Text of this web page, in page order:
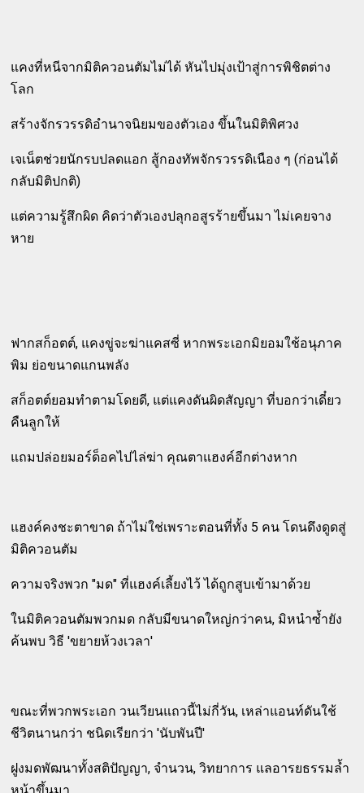
แคงที่หนีจากมิติควอนตัมไม่ได้ หันไปมุ่งเป้าสู่การพิชิตต่าง
โลก
สร้างจักรวรรดิอำนาจนิยมของตัวเอง ขึ้นในมิติพิศวง
เจเน็ตช่วยนักรบปลดแอก สู้กองทัพจักรวรรดิเนือง ๆ (ก่อนได้
กลับมิติปกติ)
แต่ความรู้สึกผิด คิดว่าตัวเองปลุกอสูรร้ายขึ้นมา ไม่เคยจาง
หาย
ฟากสก็อตต์, แคงขู่จะฆ่าแคสซี่ หากพระเอกมิยอมใช้อนุภาค
พิม ย่อขนาดแกนพลัง
สก็อตต์ยอมทำตามโดยดี, แต่แคงดันผิดสัญญา ที่บอกว่าเดี๋ยว
คืนลูกให้
แถมปล่อยมอร์ด็อคไปไล่ฆ่า คุณตาแฮงค์อีกต่างหาก
แฮงค์คงชะตาขาด ถ้าไม่ใช่เพราะตอนที่ทั้ง 5 คน โดนดึงดูดสู่
มิติควอนตัม
ความจริงพวก "มด" ที่แฮงค์เลี้ยงไว้ ได้ถูกสูบเข้ามาด้วย
ในมิติควอนตัมพวกมด กลับมีขนาดใหญ่กว่าคน, มิหนำซ้ำยัง
ค้นพบ วิธี 'ขยายห้วงเวลา'
ขณะที่พวกพระเอก วนเวียนแถวนี้ไม่กี่วัน, เหล่าแอนท์ดันใช้
ชีวิตนานกว่า ชนิดเรียกว่า 'นับพันปี'
ฝูงมดพัฒนาทั้งสติปัญญา, จำนวน, วิทยาการ แลอารยธรรมล้ำ